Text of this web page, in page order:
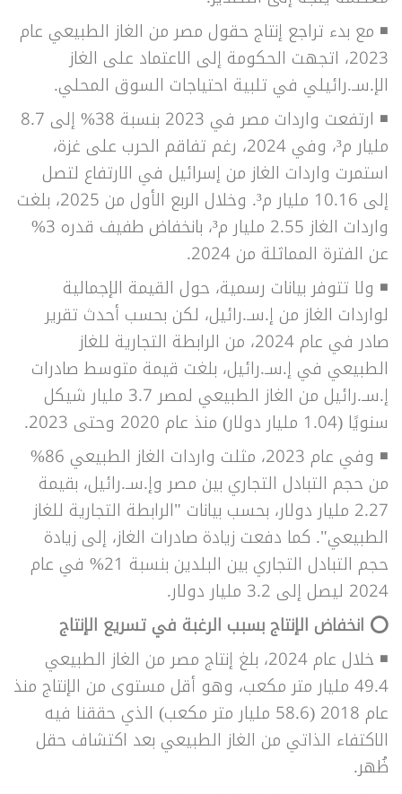
◾ مع بدء تراجع إنتاج حقول مصر من الغاز الطبيعي عام
2023، اتجهت الحكومة إلى الاعتماد على الغاز
الإ.سـ.رائيلي في تلبية احتياجات السوق المحلي.
◾ ارتفعت واردات مصر في 2023 بنسبة 38% إلى 8.7
مليار م³، وفي 2024، رغم تفاقم الحرب على غزة،
استمرت واردات الغاز من إسرائيل في الارتفاع لتصل
إلى 10.16 مليار م³. وخلال الربع الأول من 2025، بلغت
واردات الغاز 2.55 مليار م³، بانخفاض طفيف قدره 3%
عن الفترة المماثلة من 2024.
◾ ولا تتوفر بيانات رسمية، حول القيمة الإجمالية
لواردات الغاز من إ.سـ.رائيل، لكن بحسب أحدث تقرير
صادر في عام 2024، من الرابطة التجارية للغاز
الطبيعي في إ.سـ.رائيل، بلغت قيمة متوسط صادرات
إ.سـ.رائيل من الغاز الطبيعي لمصر 3.7 مليار شيكل
سنويًا (1.04 مليار دولار) منذ عام 2020 وحتى 2023.
◾ وفي عام 2023، مثلت واردات الغاز الطبيعي 86%
من حجم التبادل التجاري بين مصر وإ.سـ.رائيل، بقيمة
2.27 مليار دولار، بحسب بيانات "الرابطة التجارية للغاز
الطبيعي". كما دفعت زيادة صادرات الغاز، إلى زيادة
حجم التبادل التجاري بين البلدين بنسبة 21% في عام
2024 ليصل إلى 3.2 مليار دولار.
⭕ انخفاض الإنتاج بسبب الرغبة في تسريع الإنتاج
◾ خلال عام 2024، بلغ إنتاج مصر من الغاز الطبيعي
49.4 مليار متر مكعب، وهو أقل مستوى من الإنتاج منذ
عام 2018 (58.6 مليار متر مكعب) الذي حققنا فيه
الاكتفاء الذاتي من الغاز الطبيعي بعد اكتشاف حقل
ظُهر.